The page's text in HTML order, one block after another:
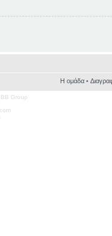
Η ομάδα•
Group